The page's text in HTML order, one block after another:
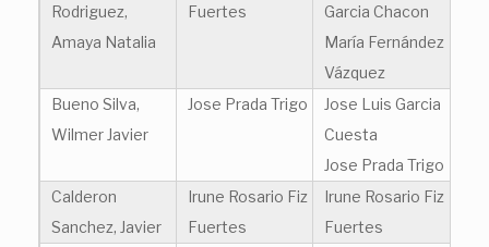
Rodriguez,
Amaya Natalia
Fuertes
Garcia Chacon
María Fernández
Vázquez
Bueno Silva,
Wilmer Javier
Jose Prada Trigo
Jose Luis Garcia
Cuesta
Jose Prada Trigo
Calderon
Sanchez, Javier
Irune Rosario Fiz
Fuertes
Irune Rosario Fiz
Fuertes